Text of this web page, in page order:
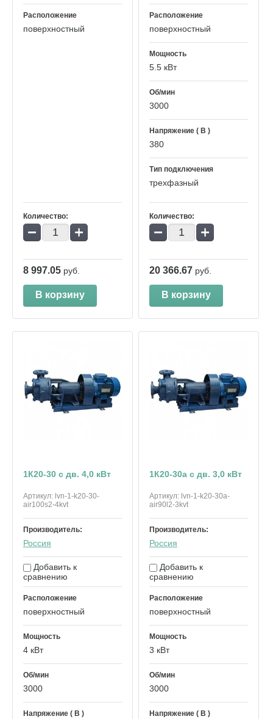
Расположение
поверхностный
Количество:
− +
8 997.05 руб.
В корзину
Расположение
поверхностный
Мощность
5.5 кВт
Об/мин
3000
Напряжение ( В )
380
Тип подключения
трехфазный
Количество:
− +
20 366.67 руб.
В корзину
1К20-30 с дв. 4,0 кВт
Артикул: lvn-1-k20-30-
air100s2-4kvt
Производитель:
Россия
Добавить к
сравнению
Расположение
поверхностный
Мощность
4 кВт
Об/мин
3000
Напряжение ( В )
1К20-30а с дв. 3,0 кВт
Артикул:lvn-1-k20-30a-
air90l2-3kvt
Производитель:
Россия
Добавить к
сравнению
Расположение
поверхностный
Мощность
3 кВт
Об/мин
3000
Напряжение ( В )